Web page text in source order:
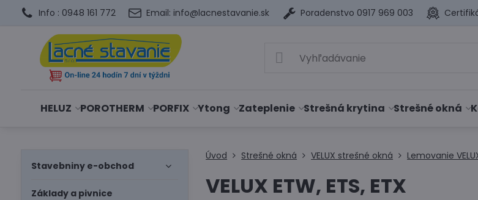
Info : 0948 161 772 Email: info@lacnestavanie.sk Poradenstvo 0917 969 003
HELUZ POROTHERM PORFIX Ytong Zateplenie Strešná krytina Strešné okná
Úvod Strešné okná VELUX strešné okná Lemovanie
VELUX ETW, ETS, ETX
Stavebniny e-obchod
Základy a pivnice